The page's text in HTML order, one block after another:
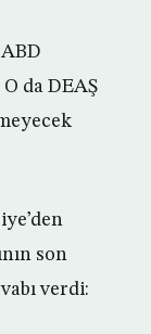
da DEAŞ
son
verdi: